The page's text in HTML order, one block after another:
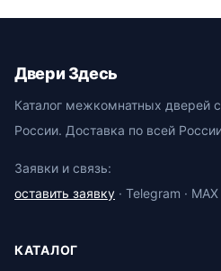
Двери Здесь
Каталог межкомнатных дверей
России. Доставка по всей
Заявки и связь:
оставить заявку · Telegram · MAX
КАТАЛОГ